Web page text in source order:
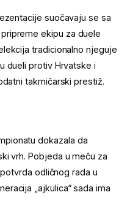
suočavaju se sa
ekipu za duele
tradicionalno njeguje
dueli protiv Hrvatske i
takmičarski prestiž.
dokazala da
vrh. Pobjeda u meču za
odličnog rada u
„ajkulica“ sada ima